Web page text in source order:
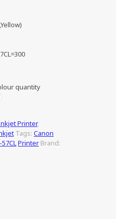
quantity
Printer,
Tags: Canon
Printer Brand: